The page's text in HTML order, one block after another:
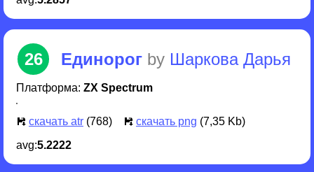
скачать atr
avg:5.4286
25 Когда же ООС? by shuran33
Платформа: